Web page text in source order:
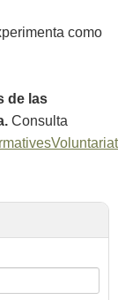
como
de las
Consulta